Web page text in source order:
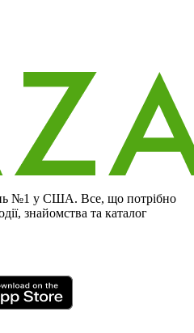
№1 у США. Все, що потрібно
знайомства та каталог